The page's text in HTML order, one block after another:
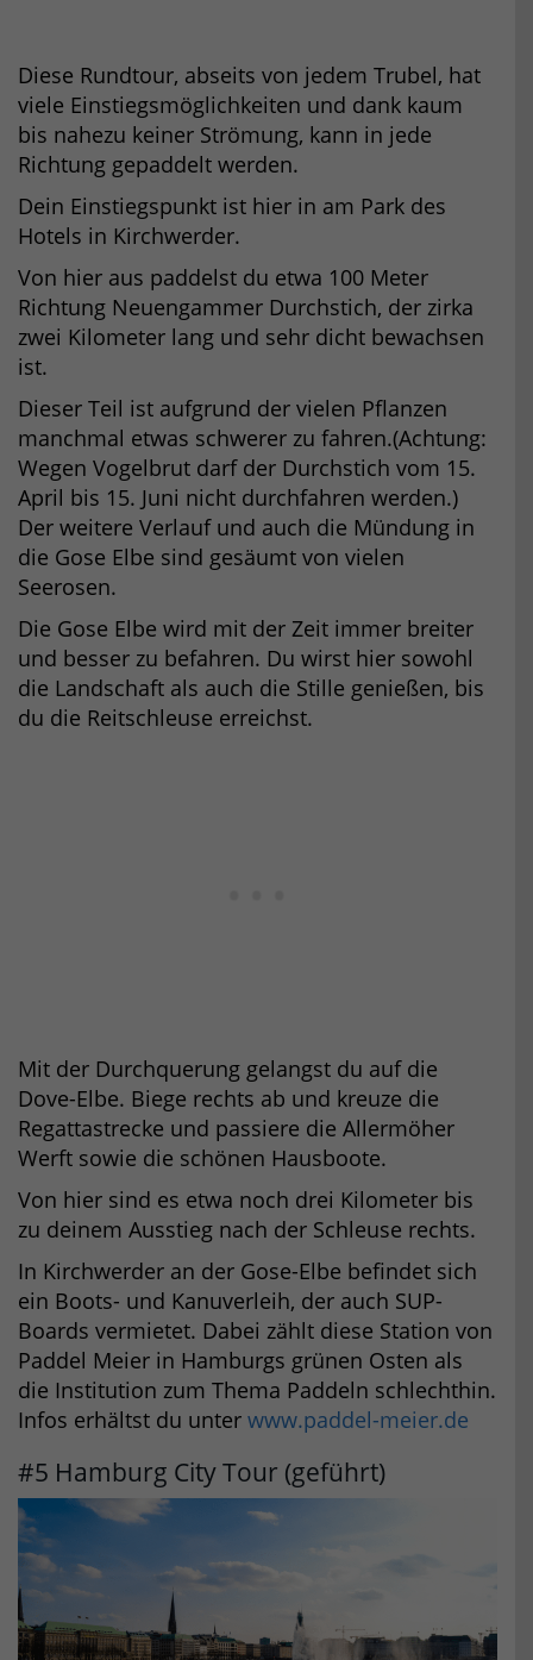
Diese Rundtour, abseits von jedem Trubel, hat
viele Einstiegsmöglichkeiten und dank kaum
bis nahezu keiner Strömung, kann in jede
Richtung gepaddelt werden.
Dein Einstiegspunkt ist hier in am Park des
Hotels in Kirchwerder.
Von hier aus paddelst du etwa 100 Meter
Richtung Neuengammer Durchstich, der zirka
zwei Kilometer lang und sehr dicht bewachsen
ist.
Dieser Teil ist aufgrund der vielen Pflanzen
manchmal etwas schwerer zu fahren.(Achtung:
Wegen Vogelbrut darf der Durchstich vom 15.
April bis 15. Juni nicht durchfahren werden.)
Der weitere Verlauf und auch die Mündung in
die Gose Elbe sind gesäumt von vielen
Seerosen.
Die Gose Elbe wird mit der Zeit immer breiter
und besser zu befahren. Du wirst hier sowohl
die Landschaft als auch die Stille genießen, bis
du die Reitschleuse erreichst.
Mit der Durchquerung gelangst du auf die
Dove-Elbe. Biege rechts ab und kreuze die
Regattastrecke und passiere die Allermöher
Werft sowie die schönen Hausboote.
Von hier sind es etwa noch drei Kilometer bis
zu deinem Ausstieg nach der Schleuse rechts.
In Kirchwerder an der Gose-Elbe befindet sich
ein Boots- und Kanuverleih, der auch SUP-
Boards vermietet. Dabei zählt diese Station von
Paddel Meier in Hamburgs grünen Osten als
die Institution zum Thema Paddeln schlechthin.
Infos erhältst du unter www.paddel-meier.de
#5 Hamburg City Tour (geführt)